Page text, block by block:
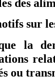
des
sur
la
ou